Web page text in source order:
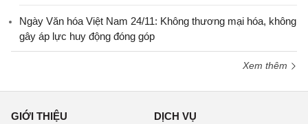
Ngày Văn hóa Việt Nam 24/11: Không thương mại hóa, không
gây áp lực huy động đóng góp
Xem thêm
GIỚI THIỆU DỊCH VỤ